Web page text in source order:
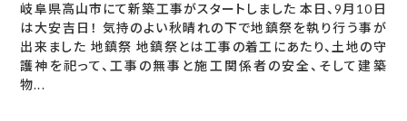
岐阜県高山市にて新築工事がスタートしました 本日、9月10日
は大安吉日！ 気持のよい秋晴れの下で地鎮祭を執り行う事が
出来ました 地鎮祭 地鎮祭とは工事の着工にあたり、土地の守
護神を祀って、工事の無事と施工関係者の安全、そして建築
物...